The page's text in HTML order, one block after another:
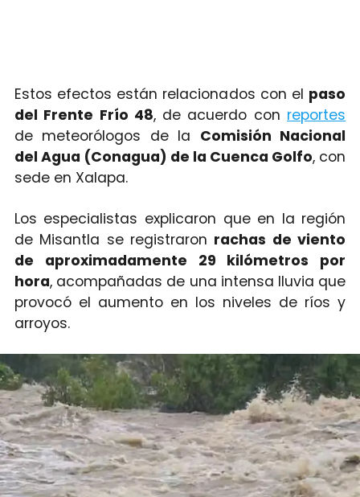
Estos efectos están relacionados con el paso
del Frente Frío 48, de acuerdo con reportes
de meteorólogos de la Comisión Nacional
del Agua (Conagua) de la Cuenca Golfo, con
sede en Xalapa.
Los especialistas explicaron que en la región
de Misantla se registraron rachas de viento
de aproximadamente 29 kilómetros por
hora, acompañadas de una intensa lluvia que
provocó el aumento en los niveles de ríos y
arroyos.